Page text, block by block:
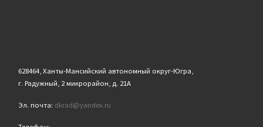
628464, Ханты-Мансийский автономный округ-Югра,
г. Радужный, 2 микрорайон, д. 21А
Эл. почта: dkrad@yandex.ru